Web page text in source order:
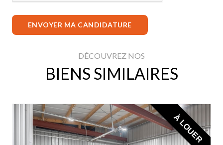
ENVOYER MA CANDIDATURE
DÉCOUVREZ NOS
BIENS SIMILAIRES
À LOUER